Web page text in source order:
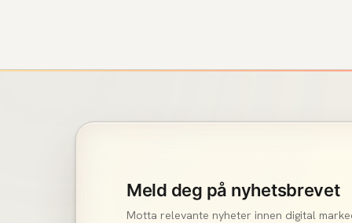
Meld deg på nyhetsbrevet
Motta relevante nyheter innen digital